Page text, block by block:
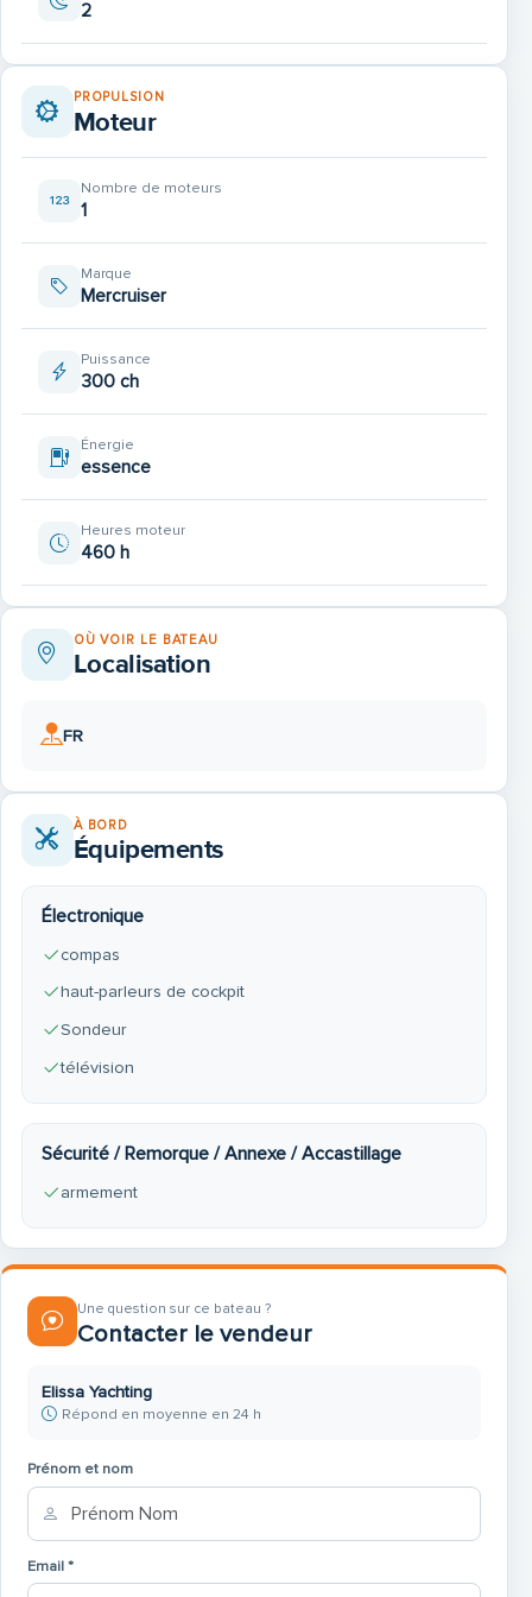
2
PROPULSION
Moteur
Nombre de moteurs
1
Marque
Mercruiser
Puissance
300 ch
Énergie
essence
Heures moteur
460 h
OÙ VOIR LE BATEAU
Localisation
FR
À BORD
Équipements
Électronique
compas
haut-parleurs de cockpit
Sondeur
télévision
Sécurité / Remorque / Annexe / Accastillage
armement
Une question sur ce bateau ?
Contacter le vendeur
Elissa Yachting
Répond en moyenne en 24 h
Prénom et nom
Email *